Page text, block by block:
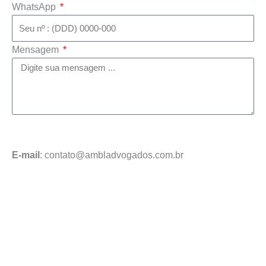
WhatsApp
Mensagem
E-mail : contato@ambladvogados.com.br